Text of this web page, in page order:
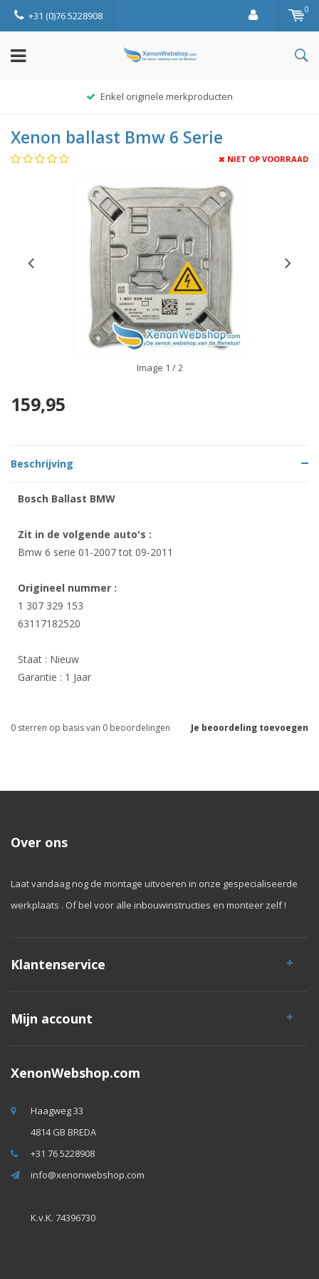
+31 (0)76 5228908 0
Enkel originele merkproducten
Xenon ballast Bmw 6 Serie
NIET OP VOORRAAD
Image 1 / 2
159,95
Beschrijving
Bosch Ballast BMW
Zit in de volgende auto's :
Bmw 6 serie 01-2007 tot 09-2011
Origineel nummer :
1 307 329 153
63117182520
Staat : Nieuw
Garantie : 1 Jaar
Je beoordeling toevoegen
0 sterren op basis van 0 beoordelingen
Over ons
Laat vandaag nog de montage uitvoeren in onze gespecialiseerde
werkplaats . Of bel voor alle inbouwinstructies en monteer zelf !
Klantenservice
Mijn account
XenonWebshop.com
Haagweg 33
4814 GB BREDA
+31 76 5228908
info@xenonwebshop.com
K.v.K. 74396730